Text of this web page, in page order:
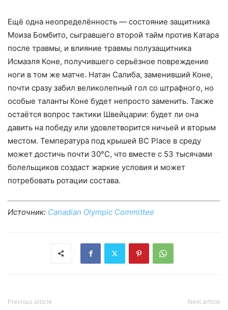
Ещё одна неопределённость — состояние защитника
Моиза Бомбито, сыгравшего второй тайм против Катара
после травмы, и влияние травмы полузащитника
Исмаэля Коне, получившего серьёзное повреждение
ноги в том же матче. Натан Салиба, заменивший Коне,
почти сразу забил великолепный гол со штрафного, но
особые таланты Коне будет непросто заменить. Также
остаётся вопрос тактики Швейцарии: будет ли она
давить на победу или удовлетворится ничьей и вторым
местом. Температура под крышей BC Place в среду
может достичь почти 30°C, что вместе с 53 тысячами
болельщиков создаст жаркие условия и может
потребовать ротации состава.
Источник: Canadian Olympic Committee
Previous article Next article